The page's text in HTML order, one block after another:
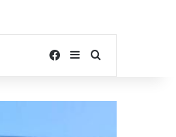
Facebook
SidebarSearch for